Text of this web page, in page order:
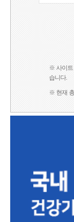
※ 사이트
습니다.
※ 현재